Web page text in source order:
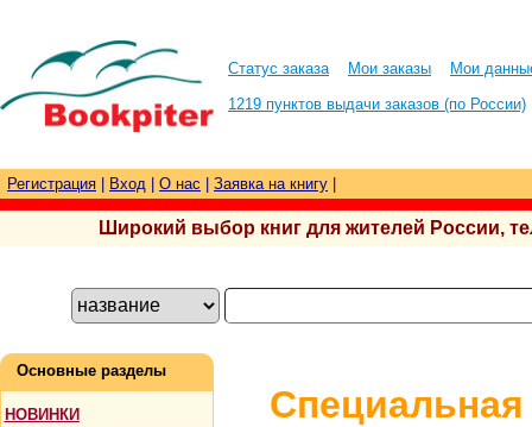
Статус заказа Мои заказы
Мои
1219 пунктов выдачи заказов (по России)
Регистрация Вход О нас Заявка на книгу
Широкий выбор книг для жителей России,
Основные разделы
НОВИНКИ